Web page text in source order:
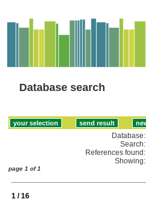
Database search
Database:
Search:
References found:
Showing:
page 1 of 1
1 / 16